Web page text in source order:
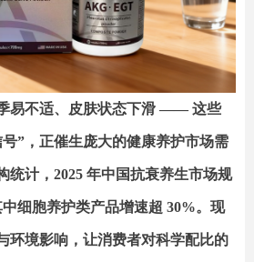
易不适、皮肤状态下滑 —— 这些
”，正催生庞大的健康养护市场需
统计，2025 年中国抗衰养生市场规
细胞养护类产品增速超 30%。现
环境影响，让消费者对科学配比的